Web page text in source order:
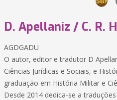
D. Apellaniz / C. R.
AGDGADU
O autor, editor e tradutor D
Ciências Jurídicas e Sociais, e
graduação em História Militar e
Desde 2014 dedica-se a